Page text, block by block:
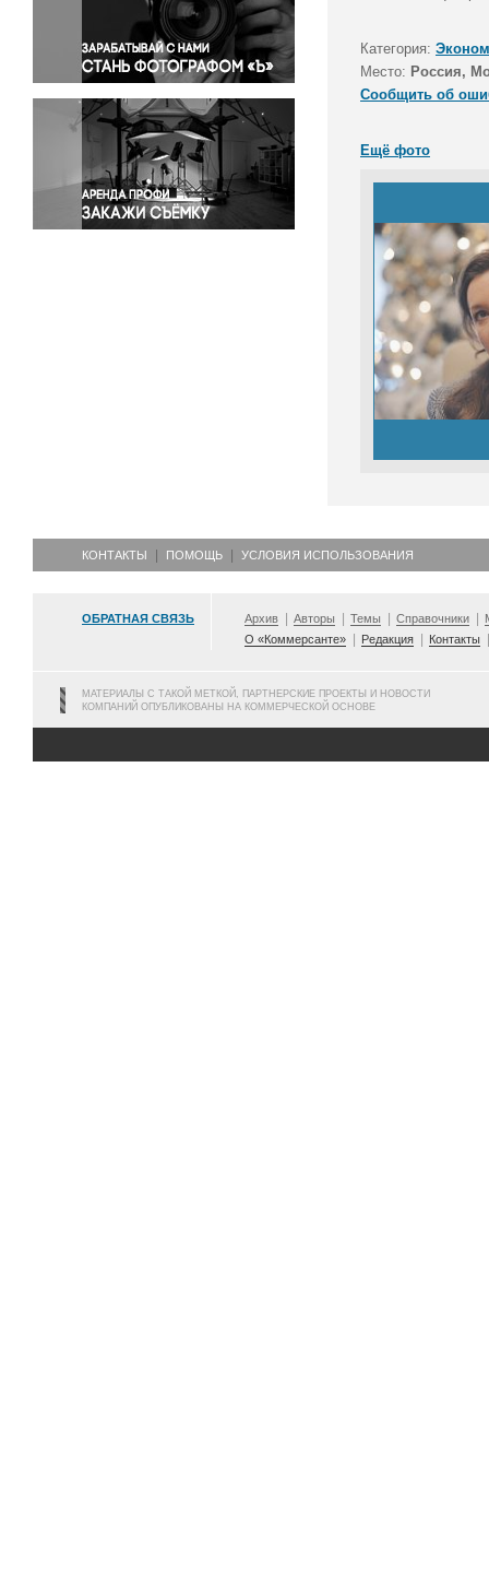
Правосудие
Происшествия и конфликты
Религия
Светская жизнь
Спорт
Экология
Экономика и бизнес
Категория:
Место: Россия,
Сообщить об
Ещё фото
КОНТАКТЫ ПОМОЩЬ УСЛОВИЯ ИСПОЛЬЗОВАНИЯ
ОБРАТНАЯ СВЯЗЬ Архив Авторы Темы Справочники
О «Коммерсанте»
Редакция Контакты
МАТЕРИАЛЫ С ТАКОЙ МЕТКОЙ, ПАРТНЕРСКИЕ ПРОЕКТЫ И НОВОСТИ
КОМПАНИЙ ОПУБЛИКОВАНЫ НА КОММЕРЧЕСКОЙ ОСНОВЕ